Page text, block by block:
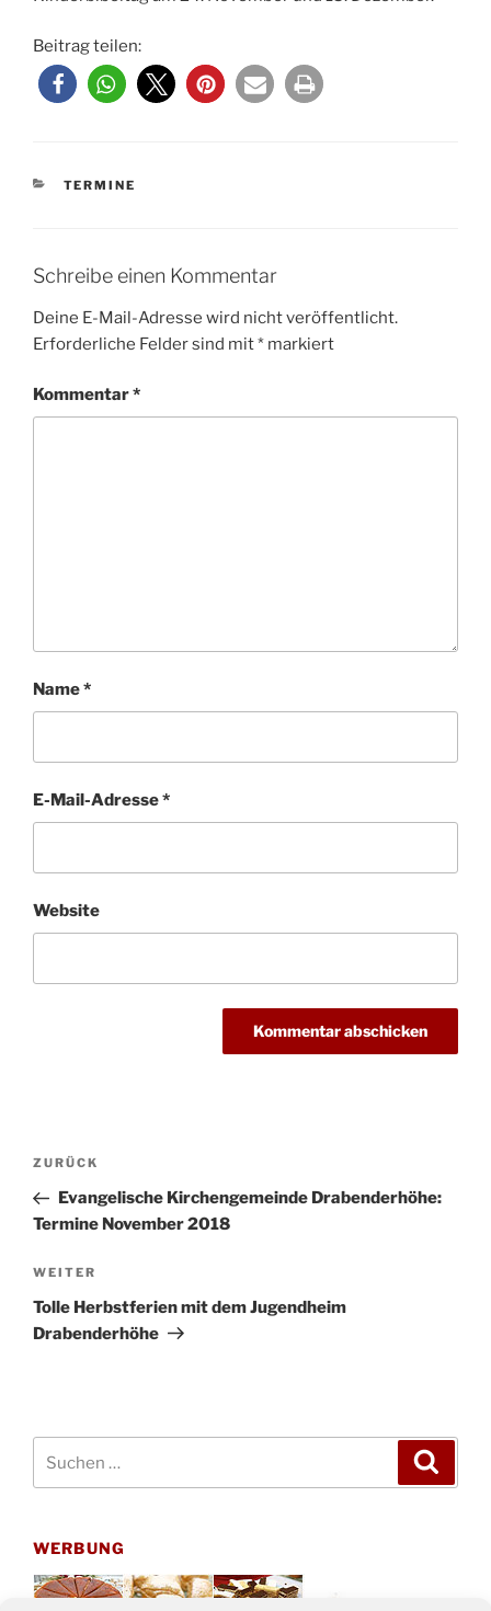
Beitrag teilen:
KATEGORIEN
TERMINE
Schreibe einen Kommentar
Deine E-Mail-Adresse wird nicht veröffentlicht.
Erforderliche Felder sind mit* markiert
Kommentar*
Name*
E-Mail-Adresse*
Website
Beitragsnavigation
Vorheriger
Beitrag
ZURÜCK
Evangelische Kirchengemeinde Drabenderhöhe:
Termine November 2018
Nächster
Beitrag
WEITER
Tolle Herbstferien mit dem Jugendheim
Drabenderhöhe
nach:
WERBUNG